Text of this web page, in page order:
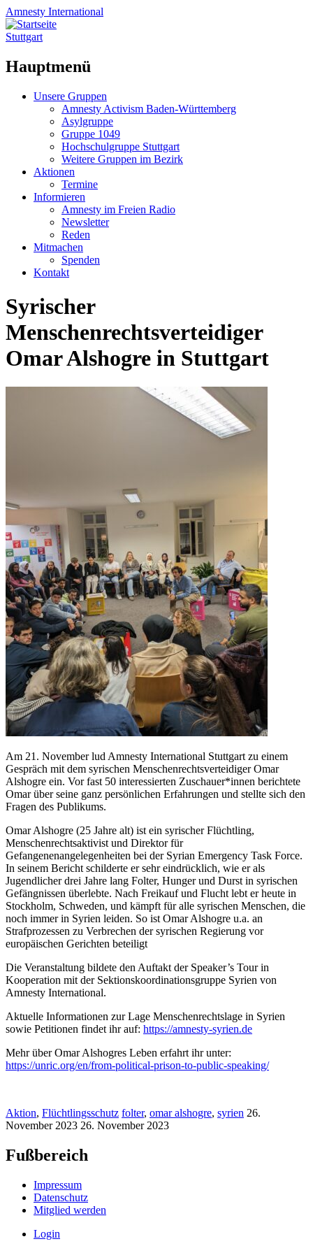
Amnesty International
Stuttgart
Hauptmenü
Zum
Unsere Gruppen
Amnesty Activism Baden-Württemberg
Asylgruppe
Gruppe 1049
Hochschulgruppe Stuttgart
Weitere Gruppen im Bezirk
Aktionen
Termine
Informieren
Amnesty im Freien Radio
Newsletter
Reden
Mitmachen
Spenden
Kontakt
Syrischer
Menschenrechtsverteidiger
Omar Alshogre in Stuttgart
Am 21. November lud Amnesty International Stuttgart zu einem
Gespräch mit dem syrischen Menschenrechtsverteidiger Omar
Alshogre ein. Vor fast 50 interessierten Zuschauer*innen berichtete
Omar über seine ganz persönlichen Erfahrungen und stellte sich den
Fragen des Publikums.
Omar Alshogre (25 Jahre alt) ist ein syrischer Flüchtling,
Menschenrechtsaktivist und Direktor für
Gefangenenangelegenheiten bei der Syrian Emergency Task Force.
In seinem Bericht schilderte er sehr eindrücklich, wie er als
Jugendlicher drei Jahre lang Folter, Hunger und Durst in syrischen
Gefängnissen überlebte. Nach Freikauf und Flucht lebt er heute in
Stockholm, Schweden, und kämpft für alle syrischen Menschen, die
noch immer in Syrien leiden. So ist Omar Alshogre u.a. an
Strafprozessen zu Verbrechen der syrischen Regierung vor
europäischen Gerichten beteiligt
Die Veranstaltung bildete den Auftakt der Speaker’s Tour in
Kooperation mit der Sektionskoordinationsgruppe Syrien von
Amnesty International.
Aktuelle Informationen zur Lage Menschenrechtslage in Syrien
sowie Petitionen findet ihr auf: https://amnesty-syrien.de
Mehr über Omar Alshogres Leben erfahrt ihr unter:
https://unric.org/en/from-political-prison-to-public-speaking/
Aktion, Flüchtlingsschutz folter, omar alshogre, syrien 26.
November 2023 26. November 2023
Fußbereich
Impressum
Datenschutz
Mitglied werden
Login